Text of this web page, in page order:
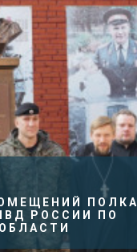
ПОЛКА
РОССИИ ПО